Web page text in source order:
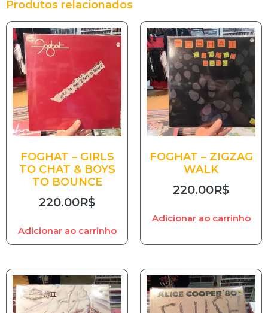
Produtos relacionados
FOGHAT – GIRLS
TO CHAT & BOYS
TO BOUNCE
220.00R$
Adicionar ao carrinho
FOGHAT – ZIGZAG
WALK
220.00R$
Adicionar ao carrinho